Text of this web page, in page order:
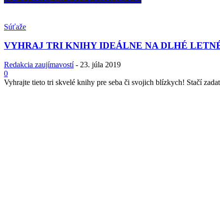
Súťaže
VYHRAJ TRI KNIHY IDEÁLNE NA DLHÉ
Redakcia zaujímavostí - 23. júla 2019
0
Vyhrajte tieto tri skvelé knihy pre seba či svojich blízkych! Stačí